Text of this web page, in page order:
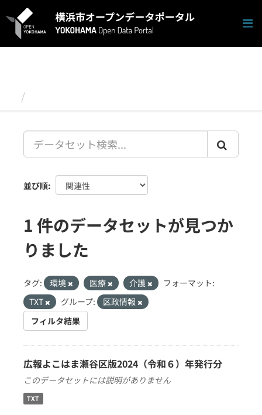
キ
並び順
1 件のデータセットが見つか
りました
タグ: 環境 医療 介護
フォーマット:
TXT
グループ:
区政情報
フィルタ結果
広報よこはま瀬谷区版2024（令和６）年発行分
このデータセットには説明がありません
TXT